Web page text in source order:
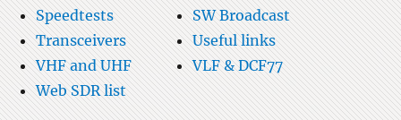
Speedtests
SW Broadcast
Transceivers
Useful links
VHF and UHF
VLF & DCF77
Web SDR list